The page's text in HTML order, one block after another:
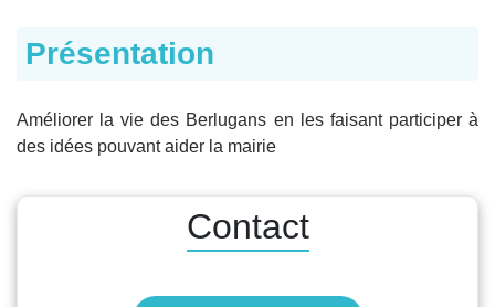
Présentation
Améliorer la vie des Berlugans en les faisant participer à
des idées pouvant aider la mairie
Contact